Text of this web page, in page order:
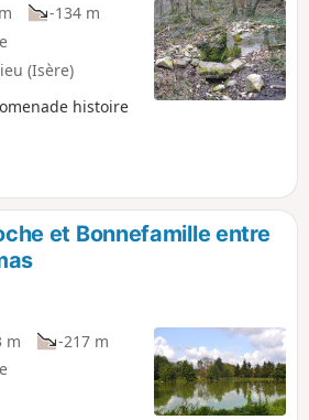
-134 m
(Isère)
histoire
et Bonnefamille entre
m
-217 m